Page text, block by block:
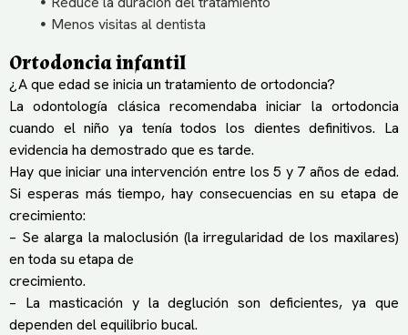
Menos visitas al dentista
Ortodoncia infantil
¿ A que edad se inicia un tratamiento de ortodoncia?
La odontología clásica recomendaba iniciar la ortodoncia
cuando el niño ya tenía todos los dientes definitivos. La
evidencia ha demostrado que es tarde.
Hay que iniciar una intervención entre los 5 y 7 años de edad.
Si esperas más tiempo, hay consecuencias en su etapa de
crecimiento:
– Se alarga la maloclusión (la irregularidad de los maxilares)
en toda su etapa de
crecimiento.
– La masticación y la deglución son deficientes, ya que
dependen del equilibrio bucal.